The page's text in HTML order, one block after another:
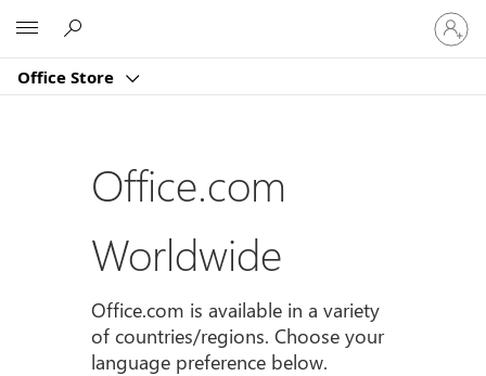
Office Store
Sign
in
to
account
Office.com
Worldwide
Office.com is available in a variety
of countries/regions. Choose your
language preference below.